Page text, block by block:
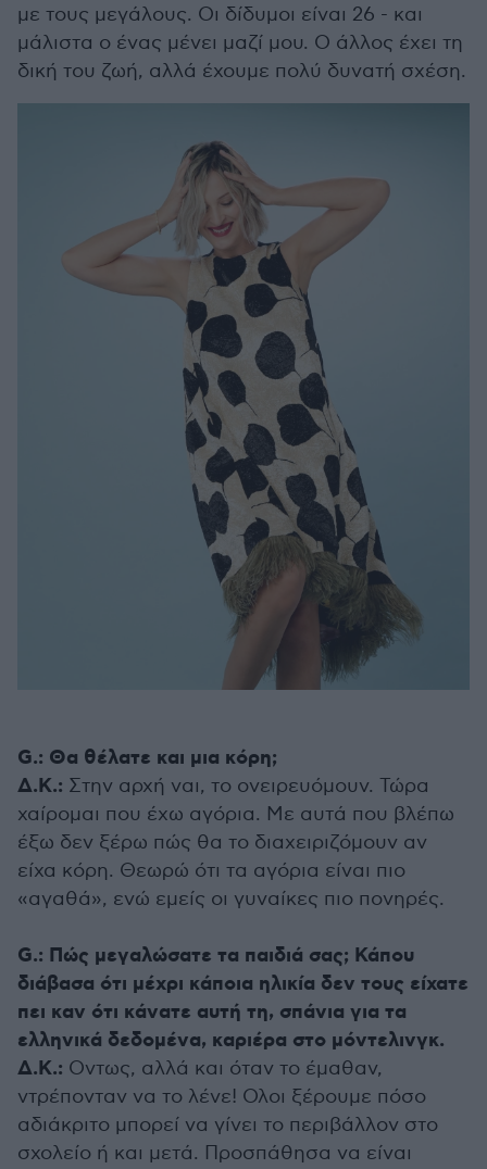
με τους μεγάλους. Οι δίδυμοι είναι 26 - και
μάλιστα ο ένας μένει μαζί μου. Ο άλλος έχει τη
δική του ζωή, αλλά έχουμε πολύ δυνατή σχέση.
G.: Θα θέλατε και μια κόρη;
Δ.Κ.: Στην αρχή ναι, το ονειρευόμουν. Τώρα
χαίρομαι που έχω αγόρια. Με αυτά που βλέπω
έξω δεν ξέρω πώς θα το διαχειριζόμουν αν
είχα κόρη. Θεωρώ ότι τα αγόρια είναι πιο
«αγαθά», ενώ εμείς οι γυναίκες πιο πονηρές.
G.: Πώς μεγαλώσατε τα παιδιά σας; Κάπου
διάβασα ότι μέχρι κάποια ηλικία δεν τους είχατε
πει καν ότι κάνατε αυτή τη, σπάνια για τα
ελληνικά δεδομένα, καριέρα στο μόντελινγκ.
Δ.Κ.: Οντως, αλλά και όταν το έμαθαν,
ντρέπονταν να το λένε! Ολοι ξέρουμε πόσο
αδιάκριτο μπορεί να γίνει το περιβάλλον στο
σχολείο ή και μετά. Προσπάθησα να είναι